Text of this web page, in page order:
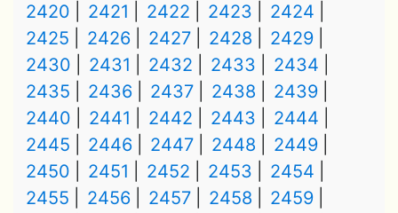
2420
2421 2422 2423
2424
2425
2426 2427 2428
2429
2430
2431 2432 2433
2434
2435
2436 2437 2438
2439
2440
2441 2442 2443
2444
2445
2446 2447 2448
2449
2450
2451 2452 2453
2454
2455
2456 2457 2458
2459